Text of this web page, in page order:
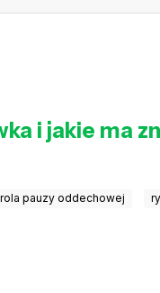
i jakie ma
rola pauzy oddechowej